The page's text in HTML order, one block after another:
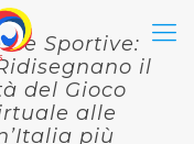
Sportive:
il
del Gioco
alle
più